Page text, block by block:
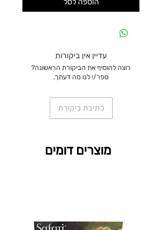
עדיין אין ביקורות
רוצה להוסיף את הביקורת הראשונה?
ספר/י לנו מה דעתך.
כתיבת ביקורת
מוצרים דומים